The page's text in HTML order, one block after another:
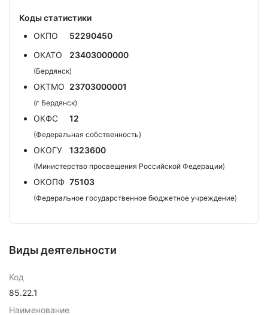
Коды статистики
ОКПО
52290450
ОКАТО
23403000000
(Бердянск)
ОКТМО 23703000001
(г Бердянск)
ОКФС 12
(Федеральная собственность)
ОКОГУ 1323600
(Министерство просвещения Российской Федерации)
ОКОПФ 75103
(Федеральное государственное бюджетное учреждение)
Виды деятельности
Код
85.22.1
Наименование